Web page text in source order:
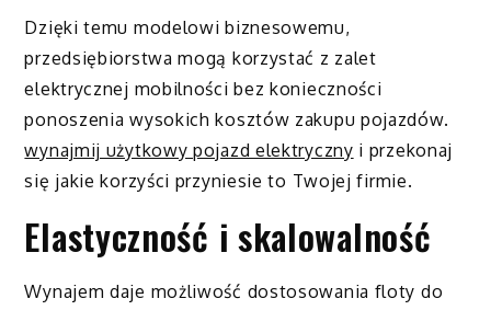
Dzięki temu modelowi biznesowemu,
przedsiębiorstwa mogą korzystać z zalet
elektrycznej mobilności bez konieczności
ponoszenia wysokich kosztów zakupu pojazdów.
wynajmij użytkowy pojazd elektryczny i przekonaj
się jakie korzyści przyniesie to Twojej firmie.
Elastyczność i skalowalność
Wynajem daje możliwość dostosowania floty do